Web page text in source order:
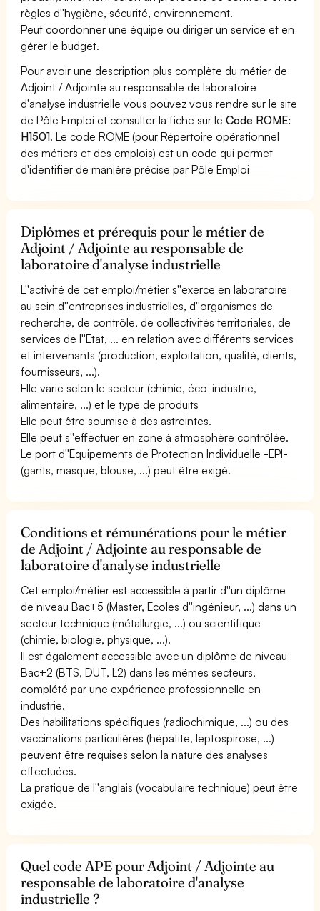
règles d''hygiène, sécurité, environnement.
Peut coordonner une équipe ou diriger un service et en
gérer le budget.
Pour avoir une description plus complète du métier de
Adjoint / Adjointe au responsable de laboratoire
d'analyse industrielle vous pouvez vous rendre sur le site
de Pôle Emploi et consulter la fiche sur leCode ROME:
H1501. Le code ROME (pour Répertoire opérationnel
des métiers et des emplois) est un code qui permet
d'identifier de manière précise par Pôle Emploi
Diplômes et prérequis pour le métier de
Adjoint / Adjointe au responsable de
laboratoire d'analyse industrielle
L''activité de cet emploi/métier s''exerce en laboratoire
au sein d''entreprises industrielles, d''organismes de
recherche, de contrôle, de collectivités territoriales, de
services de l''Etat, ... en relation avec différents services
et intervenants (production, exploitation, qualité, clients,
fournisseurs, ...).
Elle varie selon le secteur (chimie, éco-industrie,
alimentaire, ...) et le type de produits
Elle peut être soumise à des astreintes.
Elle peut s''effectuer en zone à atmosphère contrôlée.
Le port d''Equipements de Protection Individuelle -EPI-
(gants, masque, blouse, ...) peut être exigé.
Conditions et rémunérations pour le métier
de Adjoint / Adjointe au responsable de
laboratoire d'analyse industrielle
Cet emploi/métier est accessible à partir d''un diplôme
de niveau Bac+5 (Master, Ecoles d''ingénieur, ...) dans un
secteur technique (métallurgie, ...) ou scientifique
(chimie, biologie, physique, ...).
Il est également accessible avec un diplôme de niveau
Bac+2 (BTS, DUT, L2) dans les mêmes secteurs,
complété par une expérience professionnelle en
industrie.
Des habilitations spécifiques (radiochimique, ...) ou des
vaccinations particulières (hépatite, leptospirose, ...)
peuvent être requises selon la nature des analyses
effectuées.
La pratique de l''anglais (vocabulaire technique) peut être
exigée.
Quel code APE pour Adjoint / Adjointe au
responsable de laboratoire d'analyse
industrielle ?